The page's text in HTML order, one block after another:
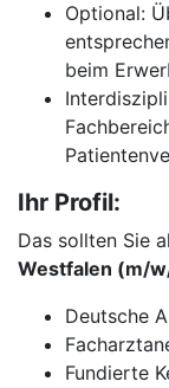
Optional:
beim
Ihr Profil:
Das sollten Sie
Westfalen (m/
Deutsche
Fundierte